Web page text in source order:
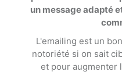
un message adapté
L'emailing est un
notoriété si on sait
et pour augmenter